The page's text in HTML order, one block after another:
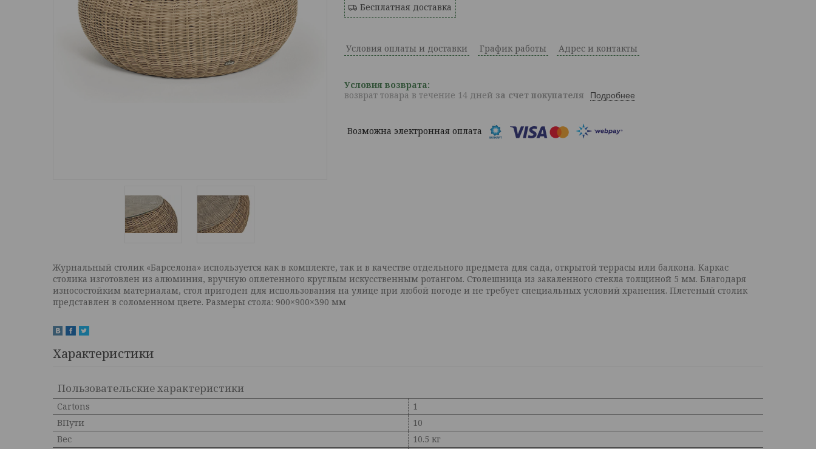
Бесплатная доставка
Условия оплаты и доставки График работы Адрес и контакты
возврат товара в течение 14 дней за счет покупателя Подробнее
Журнальный столик «Барселона» используется как в комплекте, так и в качестве отдельного предмета для сада, открытой террасы или балкона. Каркас
столика изготовлен из алюминия, вручную оплетенного круглым искусственным ротангом. Столешница из закаленного стекла толщиной 5 мм. Благодаря
износостойким материалам, стол пригоден для использования на улице при любой погоде и не требует специальных условий хранения. Плетеный столик
представлен в соломенном цвете. Размеры стола: 900×900×390 мм
Характеристики
Пользовательские характеристики
Cartons
1
ВПути
10
Вес
10.5 кг